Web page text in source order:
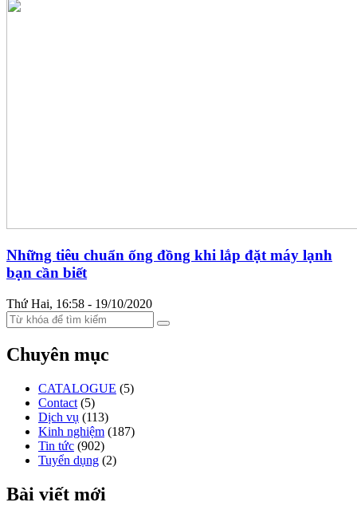
Những tiêu chuẩn ống đồng khi lắp đặt máy lạnh
bạn cần biết
Thứ Hai, 16:58 - 19/10/2020
Chuyên mục
CATALOGUE (5)
Contact (5)
Dịch vụ (113)
Kinh nghiệm (187)
Tin tức (902)
Tuyển dụng (2)
Bài viết mới